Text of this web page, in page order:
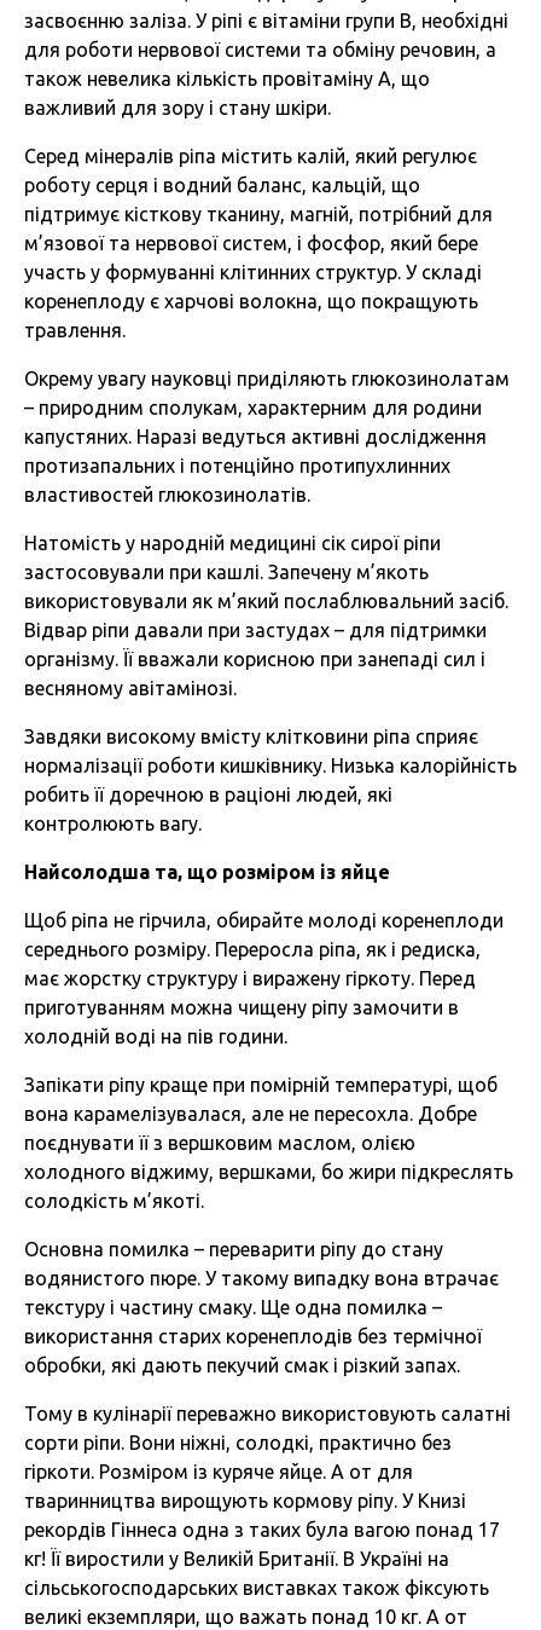
засвоєнню заліза. У ріпі є вітаміни групи В, необхідні
для роботи нервової системи та обміну речовин, а
також невелика кількість провітаміну А, що
важливий для зору і стану шкіри.
Серед мінералів ріпа містить калій, який регулює
роботу серця і водний баланс, кальцій, що
підтримує кісткову тканину, магній, потрібний для
м’язової та нервової систем, і фосфор, який бере
участь у формуванні клітинних структур. У складі
коренеплоду є харчові волокна, що покращують
травлення.
Окрему увагу науковці приділяють глюкозинолатам
– природним сполукам, характерним для родини
капустяних. Наразі ведуться активні дослідження
протизапальних і потенційно протипухлинних
властивостей глюкозинолатів.
Натомість у народній медицині сік сирої ріпи
застосовували при кашлі. Запечену м’якоть
використовували як м’який послаблювальний засіб.
Відвар ріпи давали при застудах – для підтримки
організму. Її вважали корисною при занепаді сил і
весняному авітамінозі.
Завдяки високому вмісту клітковини ріпа сприяє
нормалізації роботи кишківнику. Низька калорійність
робить її доречною в раціоні людей, які
контролюють вагу.
Найсолодша та, що розміром із яйце
Щоб ріпа не гірчила, обирайте молоді коренеплоди
середнього розміру. Переросла ріпа, як і редиска,
має жорстку структуру і виражену гіркоту. Перед
приготуванням можна чищену ріпу замочити в
холодній воді на пів години.
Запікати ріпу краще при помірній температурі, щоб
вона карамелізувалася, але не пересохла. Добре
поєднувати її з вершковим маслом, олією
холодного віджиму, вершками, бо жири підкреслять
солодкість м’якоті.
Основна помилка – переварити ріпу до стану
водянистого пюре. У такому випадку вона втрачає
текстуру і частину смаку. Ще одна помилка –
використання старих коренеплодів без термічної
обробки, які дають пекучий смак і різкий запах.
Тому в кулінарії переважно використовують салатні
сорти ріпи. Вони ніжні, солодкі, практично без
гіркоти. Розміром із куряче яйце. А от для
тваринництва вирощують кормову ріпу. У Книзі
рекордів Гіннеса одна з таких була вагою понад 17
кг! Її виростили у Великій Британії. В Україні на
сільськогосподарських виставках також фіксують
великі екземпляри, що важать понад 10 кг. А от